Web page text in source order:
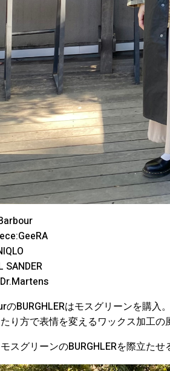
SANDER
のBURGHLERはモスグリーンを購入。
り方で表情を変えるワックス加工の
スグリーンのBURGHLERを際立た